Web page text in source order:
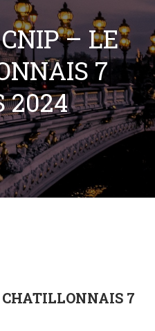
– LE
7
2024
7